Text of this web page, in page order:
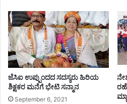
ಜೆಸಿಐ ಉಪ್ಪುಂದದ ಸದಸ್ಯರು ಹಿರಿಯ
ಶಿಕ್ಷಕರ ಮನೆಗೆ ಭೇಟಿ ಸನ್ಮಾನ
September 6, 2021